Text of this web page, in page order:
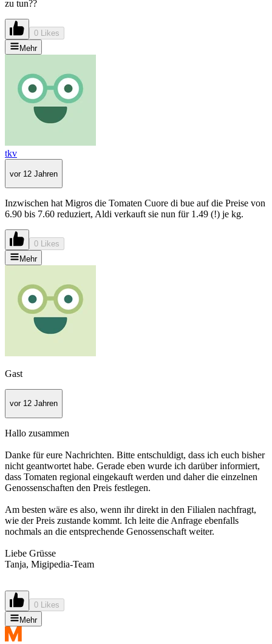
zu tun??
0 Likes
Mehr
tkv
vor 12 Jahren
Inzwischen hat Migros die Tomaten Cuore di bue auf die Preise von
6.90 bis 7.60 reduziert, Aldi verkauft sie nun für 1.49 (!) je kg.
0 Likes
Mehr
Gast
vor 12 Jahren
Hallo zusammen
Danke für eure Nachrichten. Bitte entschuldigt, dass ich euch bisher
nicht geantwortet habe. Gerade eben wurde ich darüber informiert,
dass Tomaten regional eingekauft werden und daher die einzelnen
Genossenschaften den Preis festlegen.
Am besten wäre es also, wenn ihr direkt in den Filialen nachfragt,
wie der Preis zustande kommt. Ich leite die Anfrage ebenfalls
nochmals an die entsprechende Genossenschaft weiter.
Liebe Grüsse
Tanja, Migipedia-Team
0 Likes
Mehr